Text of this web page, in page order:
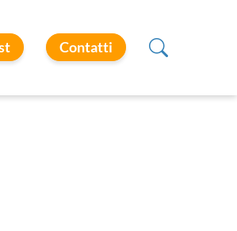
Contatti